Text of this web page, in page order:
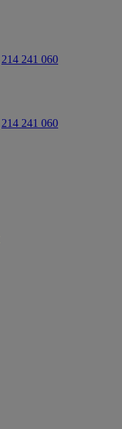
214 241 060
214 241 060